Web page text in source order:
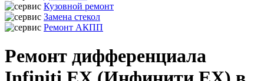
Кузовной ремонт
Замена стекол
Ремонт АКПП
Ремонт дифференциала